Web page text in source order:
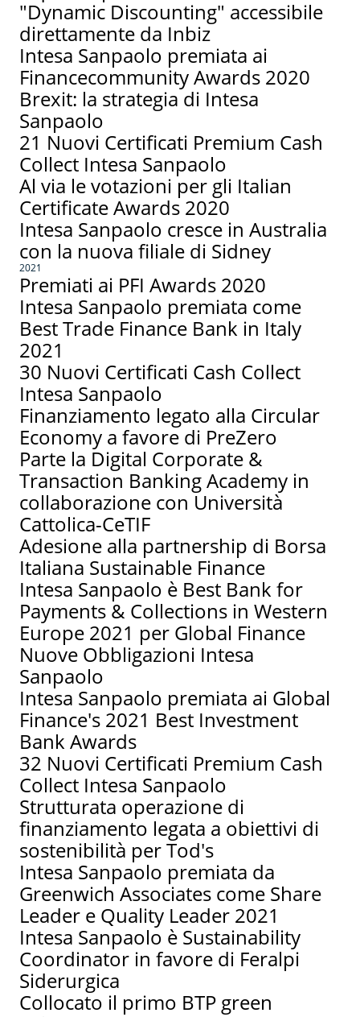
"Dynamic Discounting" accessibile
direttamente da Inbiz
Intesa Sanpaolo premiata ai
Financecommunity Awards 2020
Brexit: la strategia di Intesa
Sanpaolo
21 Nuovi Certificati Premium Cash
Collect Intesa Sanpaolo
Al via le votazioni per gli Italian
Certificate Awards 2020
Intesa Sanpaolo cresce in Australia
con la nuova filiale di Sidney
2021
Premiati ai PFI Awards 2020
Intesa Sanpaolo premiata come
Best Trade Finance Bank in Italy
2021
30 Nuovi Certificati Cash Collect
Intesa Sanpaolo
Finanziamento legato alla Circular
Economy a favore di PreZero
Parte la Digital Corporate &
Transaction Banking Academy in
collaborazione con Università
Cattolica-CeTIF
Adesione alla partnership di Borsa
Italiana Sustainable Finance
Intesa Sanpaolo è Best Bank for
Payments & Collections in Western
Europe 2021 per Global Finance
Nuove Obbligazioni Intesa
Sanpaolo
Intesa Sanpaolo premiata ai Global
Finance's 2021 Best Investment
Bank Awards
32 Nuovi Certificati Premium Cash
Collect Intesa Sanpaolo
Strutturata operazione di
finanziamento legata a obiettivi di
sostenibilità per Tod's
Intesa Sanpaolo premiata da
Greenwich Associates come Share
Leader e Quality Leader 2021
Intesa Sanpaolo è Sustainability
Coordinator in favore di Feralpi
Siderurgica
Collocato il primo BTP green